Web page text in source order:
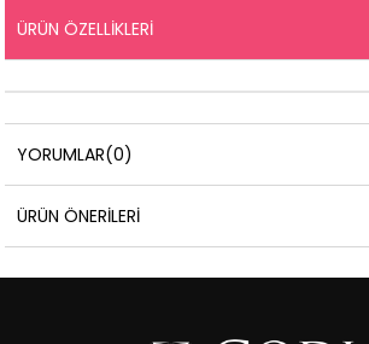
ÜRÜN ÖZELLIKLERI
YORUMLAR(0)
ÜRÜN ÖNERILERI